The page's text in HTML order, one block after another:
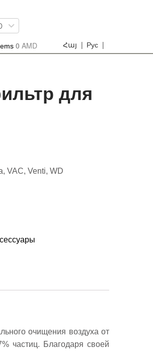
0 AMD Рус |
Հայ |
для
VAC, Venti, WD
очищения воздуха от
частиц. Благодаря своей